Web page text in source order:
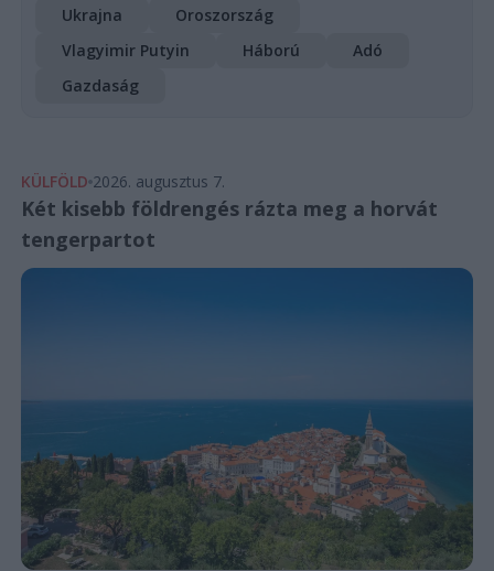
Ukrajna
Oroszország
Vlagyimir Putyin
Háború
Adó
Gazdaság
KÜLFÖLD 2026. augusztus 7.
Két kisebb földrengés rázta meg a horvát
tengerpartot